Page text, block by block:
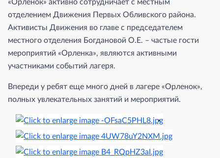
«Орленок» активно сотрудничает с местным
отделением Движения Первых Обливского района.
Активисты Движения во главе с председателем
местного отделения Богдановой О.Е. – частые гости
мероприятий «Орленка», являются активными
участниками событий лагеря.
Впереди у ребят еще много дней в лагере «Орленок»,
полных увлекательных занятий и мероприятий.